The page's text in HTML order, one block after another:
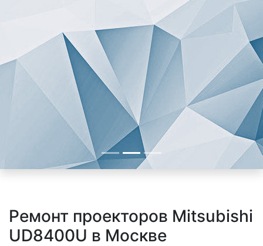
Ремонт проекторов Mitsubishi
UD8400U в Москве